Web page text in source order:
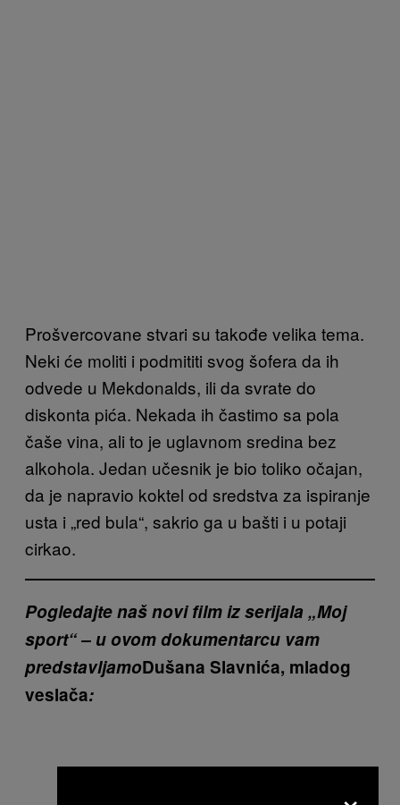
Prošvercovane stvari su takođe velika tema.
Neki će moliti i podmititi svog šofera da ih
odvede u Mekdonalds, ili da svrate do
diskonta pića. Nekada ih častimo sa pola
čaše vina, ali to je uglavnom sredina bez
alkohola. Jedan učesnik je bio toliko očajan,
da je napravio koktel od sredstva za ispiranje
usta i „red bula“, sakrio ga u bašti i u potaji
cirkao.
Pogledajte naš novi film iz serijala „Moj
sport“ – u ovom dokumentarcu vam
predstavljamoDušana Slavnića, mladog
veslača: